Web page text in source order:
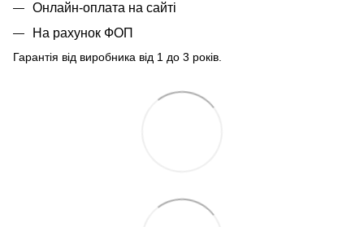
Онлайн-оплата на сайті
На рахунок ФОП
Гарантія від виробника від 1 до 3 років.